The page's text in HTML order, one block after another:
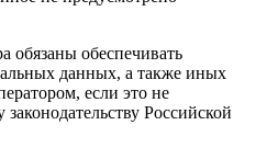
обязаны обеспечивать
данных, а также иных
если это не
Российской